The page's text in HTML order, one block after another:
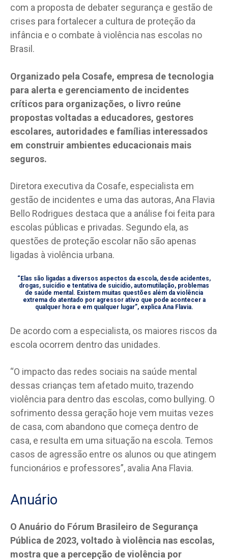
com a proposta de debater segurança e gestão de
crises para fortalecer a cultura de proteção da
infância e o combate à violência nas escolas no
Brasil.
Organizado pela Cosafe, empresa de tecnologia
para alerta e gerenciamento de incidentes
críticos para organizações, o livro reúne
propostas voltadas a educadores, gestores
escolares, autoridades e famílias interessados
em construir ambientes educacionais mais
seguros.
Diretora executiva da Cosafe, especialista em
gestão de incidentes e uma das autoras, Ana Flavia
Bello Rodrigues destaca que a análise foi feita para
escolas públicas e privadas. Segundo ela, as
questões de proteção escolar não são apenas
ligadas à violência urbana.
“Elas são ligadas a diversos aspectos da escola, desde acidentes,
drogas, suicídio e tentativa de suicídio, automutilação, problemas
de saúde mental. Existem muitas questões além da violência
extrema do atentado por agressor ativo que pode acontecer a
qualquer hora e em qualquer lugar”, explica Ana Flavia.
De acordo com a especialista, os maiores riscos da
escola ocorrem dentro das unidades.
“O impacto das redes sociais na saúde mental
dessas crianças tem afetado muito, trazendo
violência para dentro das escolas, como bullying. O
sofrimento dessa geração hoje vem muitas vezes
de casa, com abandono que começa dentro de
casa, e resulta em uma situação na escola. Temos
casos de agressão entre os alunos ou que atingem
funcionários e professores”, avalia Ana Flavia.
Anuário
O Anuário do Fórum Brasileiro de Segurança
Pública de 2023, voltado à violência nas escolas,
mostra que a percepção de violência por